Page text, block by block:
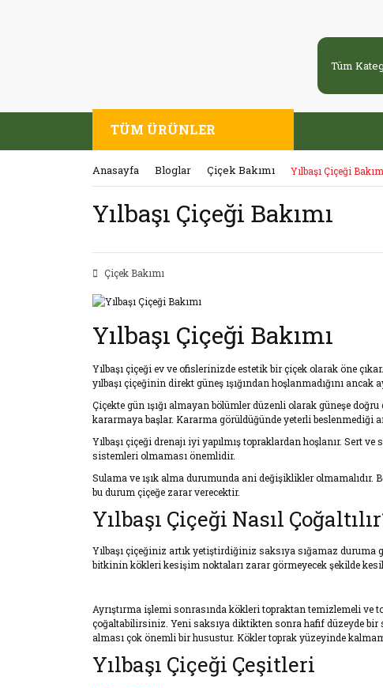
TÜM ÜRÜNLER
Anasayfa Bloglar Çiçek Bakımı Yılbaşı Çiçeği
Yılbaşı Çiçeği Bakımı
Çiçek Bakımı
Yılbaşı Çiçeği Bakımı
Yılbaşı çiçeği ev ve ofislerinizde estetik bir çiçek olarak öne
yılbaşı çiçeğinin direkt güneş ışığından hoşlanmadığını
Çiçekte gün ışığı almayan bölümler düzenli olarak güneşe
kararmaya başlar. Kararma görüldüğünde yeterli beslenmediği
Yılbaşı çiçeği drenajı iyi yapılmış topraklardan hoşlanır. Sert
sistemleri olmaması önemlidir.
Sulama ve ışık alma durumunda ani değişiklikler olmamalıdır.
bu durum çiçeğe zarar verecektir.
Yılbaşı Çiçeği Nasıl
Yılbaşı çiçeğiniz artık yetiştirdiğiniz saksıya sığamaz
bitkinin kökleri kesişim noktaları zarar görmeyecek şekilde
Ayrıştırma işlemi sonrasında kökleri topraktan temizlemeli ve
çoğaltabilirsiniz. Yeni saksıya diktikten sonra hafif düzeyde
alması çok önemli bir husustur. Kökler toprak yüzeyinde
Yılbaşı Çiçeği Çeşitleri